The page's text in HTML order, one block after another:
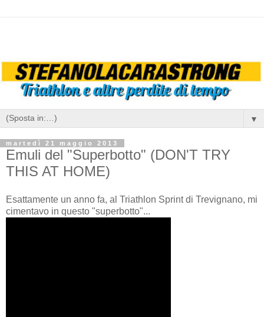
▼
martedì 21 maggio 2013
Emuli del "Superbotto" (DON'T TRY
THIS AT HOME)
Esattamente un anno fa, al Triathlon Sprint di Trevignano, mi
cimentavo in questo "superbotto"...